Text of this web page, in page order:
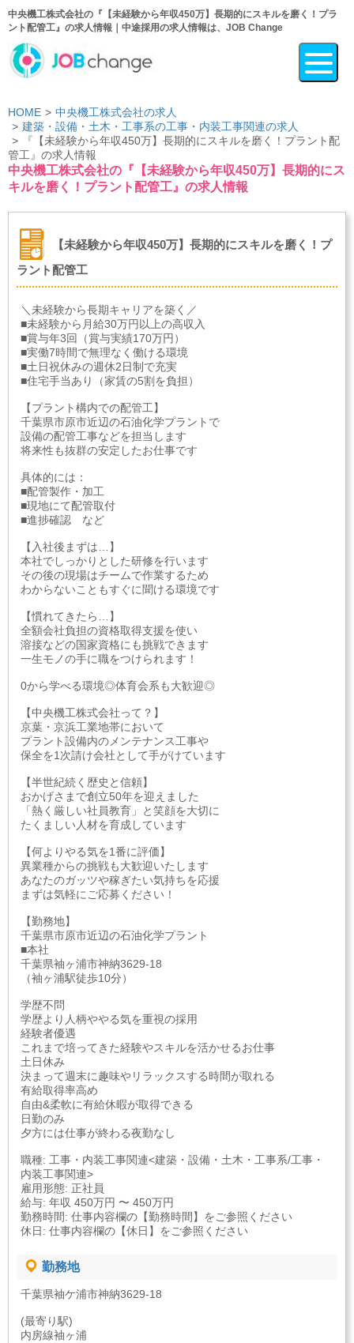
中央機工株式会社の『【未経験から年収450万】長期的にスキルを磨く！プラ
ント配管工』の求人情報｜中途採用の求人情報は、JOB Change
HOME
中央機工株式会社の求人
建築・設備・土木・工事系の工事・内装工事関連の求人
『【未経験から年収450万】長期的にスキルを磨く！プラント配
管工』の求人情報
中央機工株式会社の『【未経験から年収450万】長期的にス
キルを磨く！プラント配管工』の求人情報
【未経験から年収450万】長期的にスキルを磨く！プ
ラント配管工
＼未経験から長期キャリアを築く／
■未経験から月給30万円以上の高収入
■賞与年3回（賞与実績170万円）
■実働7時間で無理なく働ける環境
■土日祝休みの週休2日制で充実
■住宅手当あり（家賃の5割を負担）
【プラント構内での配管工】
千葉県市原市近辺の石油化学プラントで
設備の配管工事などを担当します
将来性も抜群の安定したお仕事です
具体的には：
■配管製作・加工
■現地にて配管取付
■進捗確認 など
【入社後まずは…】
本社でしっかりとした研修を行います
その後の現場はチームで作業するため
わからないこともすぐに聞ける環境です
【慣れてきたら…】
全額会社負担の資格取得支援を使い
溶接などの国家資格にも挑戦できます
一生モノの手に職をつけられます！
0から学べる環境◎体育会系も大歓迎◎
【中央機工株式会社って？】
京葉・京浜工業地帯において
プラント設備内のメンテナンス工事や
保全を1次請け会社として手がけています
【半世紀続く歴史と信頼】
おかげさまで創立50年を迎えました
「熱く厳しい社員教育」と笑顔を大切に
たくましい人材を育成しています
【何よりやる気を1番に評価】
異業種からの挑戦も大歓迎いたします
あなたのガッツや稼ぎたい気持ちを応援
まずは気軽にご応募ください！
【勤務地】
千葉県市原市近辺の石油化学プラント
■本社
千葉県袖ヶ浦市神納3629-18
（袖ヶ浦駅徒歩10分）
学歴不問
学歴より人柄ややる気を重視の採用
経験者優遇
これまで培ってきた経験やスキルを活かせるお仕事
土日休み
決まって週末に趣味やリラックスする時間が取れる
有給取得率高め
自由&柔軟に有給休暇が取得できる
日勤のみ
夕方には仕事が終わる夜勤なし
職種: 工事・内装工事関連<建築・設備・土木・工事系/工事・
内装工事関連>
雇用形態: 正社員
給与: 年収 450万円 〜 450万円
勤務時間: 仕事内容欄の【勤務時間】をご参照ください
休日: 仕事内容欄の【休日】をご参照ください
勤務地
千葉県袖ケ浦市神納3629-18
(最寄り駅)
内房線袖ヶ浦